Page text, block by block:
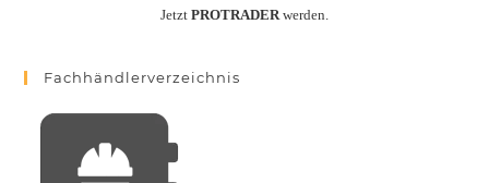
Jetzt PROTRADERwerden.
Fachhändlerverzeichnis